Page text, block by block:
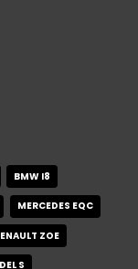
BMW I8
MERCEDES EQC
ZOE
S